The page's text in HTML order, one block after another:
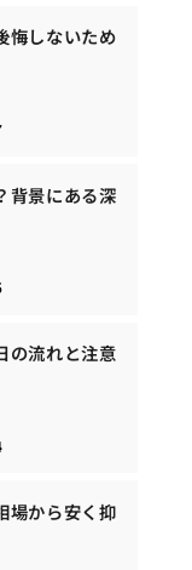
悔しないため
背景にある深
の流れと注意
場から安く抑